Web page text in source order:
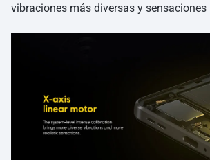
vibraciones más diversas y